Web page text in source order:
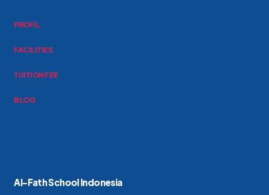
Al-Fath School Indonesia
PROFIL
FACILITIES
TUITION FEE
BLOG